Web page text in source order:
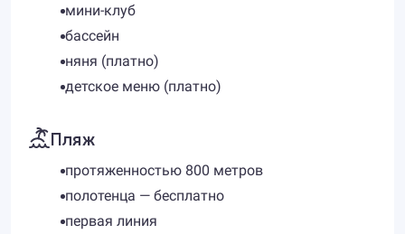
мини-клуб
бассейн
няня (платно)
детское меню (платно)
Пляж
протяженностью 800 метров
полотенца — бесплатно
первая линия